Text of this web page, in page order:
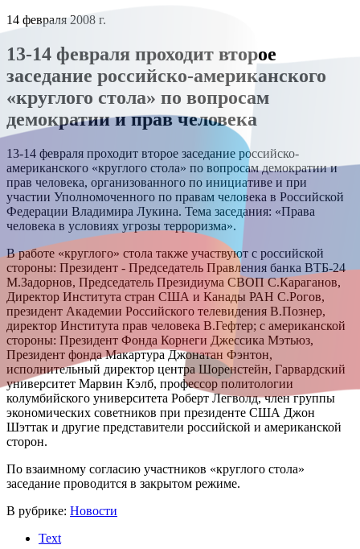
14 февраля 2008 г.
13-14 февраля проходит второе
заседание российско-американского
«круглого стола» по вопросам
демократии и прав человека
13-14 февраля проходит второе заседание российско-
американского «круглого стола» по вопросам демократии и
прав человека, организованного по инициативе и при
участии Уполномоченного по правам человека в Российской
Федерации Владимира Лукина. Тема заседания: «Права
человека в условиях угрозы терроризма».
В работе «круглого» стола также участвуют с российской
стороны: Президент - Председатель Правления банка ВТБ-24
М.Задорнов, Председатель Президиума СВОП С.Караганов,
Директор Института стран США и Канады РАН С.Рогов,
президент Академии Российского телевидения В.Познер,
директор Института прав человека В.Гефтер; с американской
стороны: Президент Фонда Корнеги Джессика Мэтьюз,
Президент фонда Макартура Джонатан Фэнтон,
исполнительный директор центра Шоренстейн, Гарвардский
университет Марвин Кэлб, профессор политологии
колумбийского университета Роберт Легволд, член группы
экономических советников при президенте США Джон
Шэттак и другие представители российской и американской
сторон.
По взаимному согласию участников «круглого стола»
заседание проводится в закрытом режиме.
В рубрике: Новости
Text